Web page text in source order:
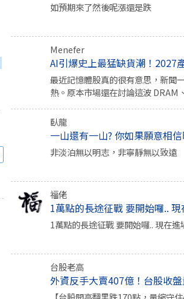
如預期來了然後呢漲還是跌
Menefer
AI引爆史上最猛缺貨潮！2027
最近記憶體股真的很有意思，新聞
熱。原本市場還在討論這波 DRAM
臥龍
一山還有一山? 你如果願意相
非淡泊無以明志，非寧靜無以致遠
福佬
1萬點的長途征戰 要開始囉..
1萬點的長途征戰 要開始囉.. 現
台股老高
外資反手大賣407億！台股收